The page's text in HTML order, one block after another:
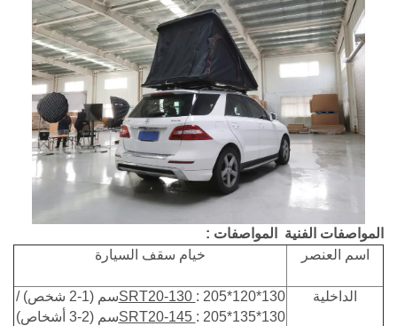
المواصفات الفنية المواصفات :
اسم العنصر
خيام سقف السيارة
الداخلية SRT20-130 : 205*120*130سم (1-2 شخص) /
SRT20-145 : 205*135*130سم (2-3 أشخاص)